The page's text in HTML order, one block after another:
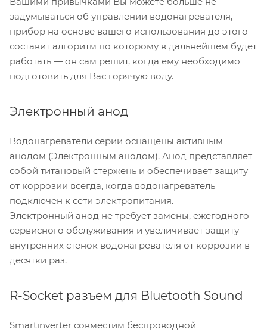
задумываться об управлении водонагревателя,
прибор на основе вашего использования до этого
составит алгоритм по которому в дальнейшем будет
работать — он сам решит, когда ему необходимо
подготовить для Вас горячую воду.
Электронный анод
Водонагреватели серии оснащены активным
анодом (Электронным анодом). Анод представляет
собой титановый стержень и обеспечивает защиту
от коррозии всегда, когда водонагреватель
подключен к сети электропитания.
Электронный анод не требует замены, ежегодного
сервисного обслуживания и увеличивает защиту
внутренних стенок водонагревателя от коррозии в
десятки раз.
R-Socket разъем для Bluetooth Sound
Smartinverter совместим беспроводной